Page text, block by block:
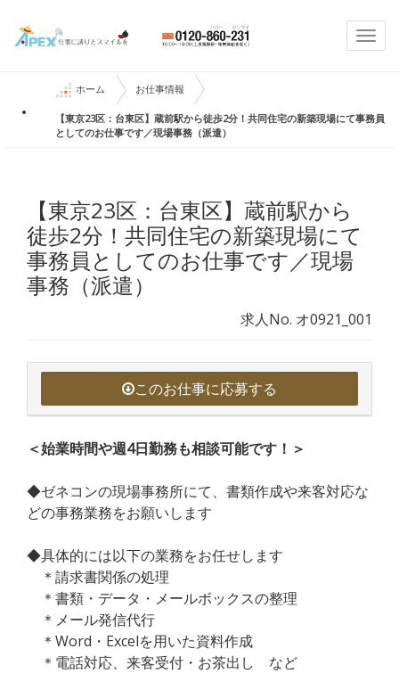
ホーム お仕事情報
【東京23区：台東区】蔵前駅から徒歩2分！共同住宅の新築現場にて事務員
としてのお仕事です／現場事務（派遣）
【東京23区：台東区】蔵前駅から
徒歩2分！共同住宅の新築現場にて
事務員としてのお仕事です／現場
事務（派遣）
求人No. オ0921_001
このお仕事に応募する
＜始業時間や週4日勤務も相談可能です！＞
◆ゼネコンの現場事務所にて、書類作成や来客対応な
どの事務業務をお願いします
◆具体的には以下の業務をお任せします
＊請求書関係の処理
＊書類・データ・メールボックスの整理
＊メール発信代行
＊Word・Excelを用いた資料作成
＊電話対応、来客受付・お茶出し など